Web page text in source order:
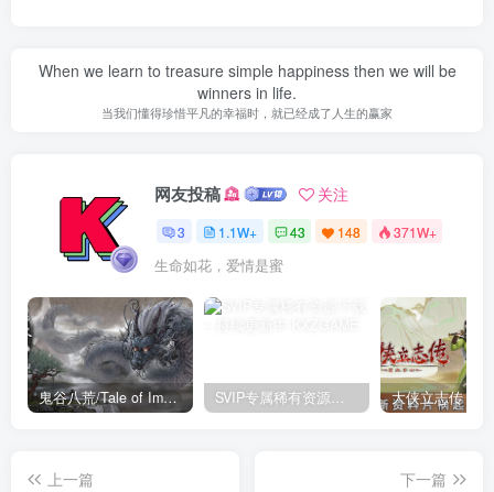
When we learn to treasure simple happiness then we will be
winners in life.
当我们懂得珍惜平凡的幸福时，就已经成了人生的赢家
网友投稿 关注
3 1.1W+ 43 148 371W+
生命如花，爱情是蜜
鬼谷八荒/Tale of Immortal v1.2.105.259|角色扮演|容量27.4GB|免安装绿色中文版 SVIP专属稀有资源下载 – 持续更新中
上一篇
下一篇